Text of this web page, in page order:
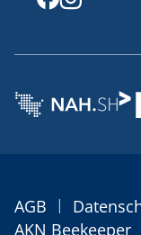
AGB |
AKN Beekeeper